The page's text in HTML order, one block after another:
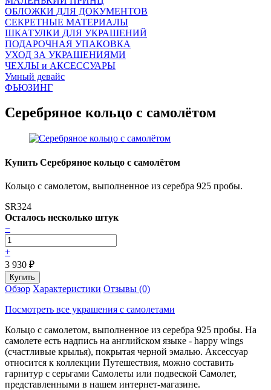
ОБЛОЖКИ ДЛЯ ДОКУМЕНТОВ
СЕКРЕТНЫЕ МАТЕРИАЛЫ
ШКАТУЛКИ ДЛЯ УКРАШЕНИЙ
ПОДАРОЧНАЯ УПАКОВКА
УХОД ЗА УКРАШЕНИЯМИ
ЧEХЛЫ и АКСЕССУАРЫ
Умный девайс
ФЬЮЗИНГ
Серебряное кольцо с самолётом
Купить Серебряное кольцо с самолётом
Кольцо с самолетом, выполненное из серебра 925 пробы.
SR324
Осталось несколько штук
−
+
3 930 ₽
Обзор Характеристики Отзывы (0)
Посмотреть все украшения с самолетами
Кольцо с самолетом, выполненное из серебра 925 пробы. На
самолете есть надпись на английском языке - happy wings
(счастливые крылья), покрытая черной эмалью. Аксессуар
относится к коллекции Путешествия, можно составить
гарнитур с серьгами Самолеты или подвеской Самолет,
представленными в нашем интернет-магазине.